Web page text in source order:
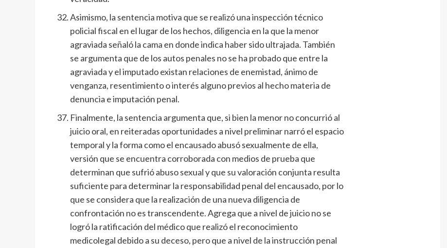
Asimismo, la sentencia motiva que se realizó una inspección técnico
policial fiscal en el lugar de los hechos, diligencia en la que la menor
agraviada señaló la cama en donde indica haber sido ultrajada. También
se argumenta que de los autos penales no se ha probado que entre la
agraviada y el imputado existan relaciones de enemistad, ánimo de
venganza, resentimiento o interés alguno previos al hecho materia de
denuncia e imputación penal.
Finalmente, la sentencia argumenta que, si bien la menor no concurrió al
juicio oral, en reiteradas oportunidades a nivel preliminar narró el espacio
temporal y la forma como el encausado abusó sexualmente de ella,
versión que se encuentra corroborada con medios de prueba que
determinan que sufrió abuso sexual y que su valoración conjunta resulta
suficiente para determinar la responsabilidad penal del encausado, por lo
que se considera que la realización de una nueva diligencia de
confrontación no es transcendente. Agrega que a nivel de juicio no se
logró la ratificación del médico que realizó el reconocimiento
medicolegal debido a su deceso, pero que a nivel de la instrucción penal